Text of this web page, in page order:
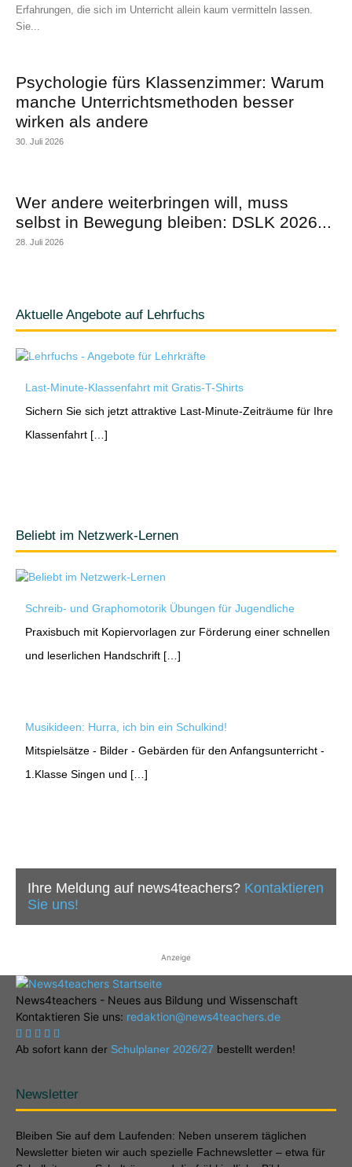
Erfahrungen, die sich im Unterricht allein kaum vermitteln lassen.
Sie...
Psychologie fürs Klassenzimmer: Warum
manche Unterrichtsmethoden besser
wirken als andere
30. Juli 2026
Wer andere weiterbringen will, muss
selbst in Bewegung bleiben: DSLK 2026...
28. Juli 2026
Aktuelle Angebote auf Lehrfuchs
Last-Minute-Klassenfahrt mit Gratis-T-Shirts
Sichern Sie sich jetzt attraktive Last-Minute-Zeiträume für Ihre
Klassenfahrt […]
Beliebt im Netzwerk-Lernen
Schreib- und Graphomotorik Übungen für Jugendliche
Praxisbuch mit Kopiervorlagen zur Förderung einer schnellen
und leserlichen Handschrift […]
Musikideen: Hurra, ich bin ein Schulkind!
Mitspielsätze - Bilder - Gebärden für den Anfangsunterricht -
1.Klasse Singen und […]
Ihre Meldung auf news4teachers? Kontaktieren
Sie uns!
Anzeige
News4teachers - Neues aus Bildung und Wissenschaft
Kontaktieren Sie uns: redaktion@news4teachers.de
Ab sofort kann der Schulplaner 2026/27 bestellt werden!
Newsletter
Bleiben Sie auf dem Laufenden: Neben unserem täglichen
Newsletter bieten wir auch spezielle Fachnewsletter – etwa für